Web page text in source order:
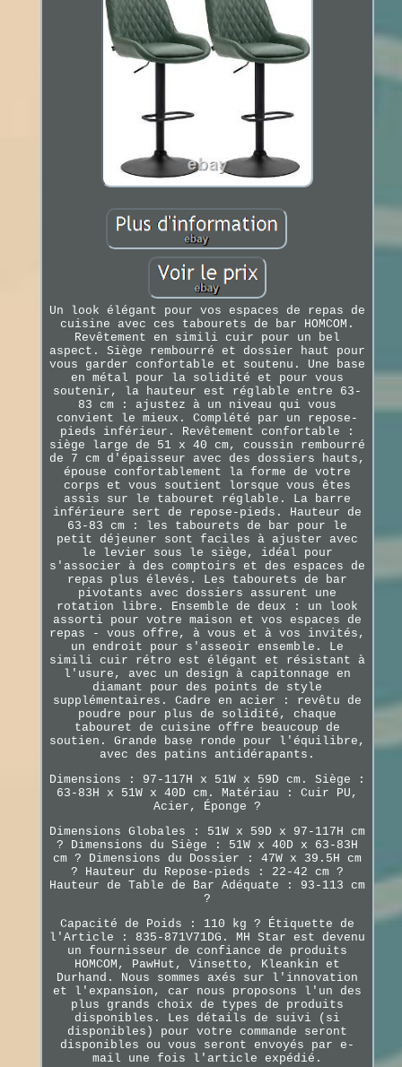
Un look élégant pour vos espaces de repas de
cuisine avec ces tabourets de bar HOMCOM.
Revêtement en simili cuir pour un bel
aspect. Siège rembourré et dossier haut pour
vous garder confortable et soutenu. Une base
en métal pour la solidité et pour vous
soutenir, la hauteur est réglable entre 63-
83 cm : ajustez à un niveau qui vous
convient le mieux. Complété par un repose-
pieds inférieur. Revêtement confortable :
siège large de 51 x 40 cm, coussin rembourré
de 7 cm d'épaisseur avec des dossiers hauts,
épouse confortablement la forme de votre
corps et vous soutient lorsque vous êtes
assis sur le tabouret réglable. La barre
inférieure sert de repose-pieds. Hauteur de
63-83 cm : les tabourets de bar pour le
petit déjeuner sont faciles à ajuster avec
le levier sous le siège, idéal pour
s'associer à des comptoirs et des espaces de
repas plus élevés. Les tabourets de bar
pivotants avec dossiers assurent une
rotation libre. Ensemble de deux : un look
assorti pour votre maison et vos espaces de
repas - vous offre, à vous et à vos invités,
un endroit pour s'asseoir ensemble. Le
simili cuir rétro est élégant et résistant à
l'usure, avec un design à capitonnage en
diamant pour des points de style
supplémentaires. Cadre en acier : revêtu de
poudre pour plus de solidité, chaque
tabouret de cuisine offre beaucoup de
soutien. Grande base ronde pour l'équilibre,
avec des patins antidérapants.
Dimensions : 97-117H x 51W x 59D cm. Siège :
63-83H x 51W x 40D cm. Matériau : Cuir PU,
Acier, Éponge ?
Dimensions Globales : 51W x 59D x 97-117H cm
? Dimensions du Siège : 51W x 40D x 63-83H
cm ? Dimensions du Dossier : 47W x 39.5H cm
? Hauteur du Repose-pieds : 22-42 cm ?
Hauteur de Table de Bar Adéquate : 93-113 cm
?
Capacité de Poids : 110 kg ? Étiquette de
l'Article : 835-871V71DG. MH Star est devenu
un fournisseur de confiance de produits
HOMCOM, PawHut, Vinsetto, Kleankin et
Durhand. Nous sommes axés sur l'innovation
et l'expansion, car nous proposons l'un des
plus grands choix de types de produits
disponibles. Les détails de suivi (si
disponibles) pour votre commande seront
disponibles ou vous seront envoyés par e-
mail une fois l'article expédié.